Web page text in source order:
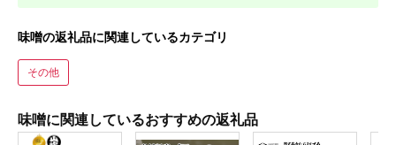
味噌の返礼品に関連しているカテゴリ
その他
味噌に関連しているおすすめの返礼品